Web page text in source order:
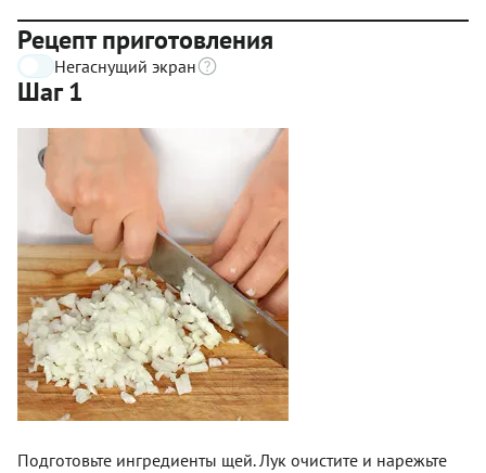
Рецепт приготовления
Негаснущий экран
Шаг 1
Подготовьте ингредиенты щей. Лук очистите и нарежьте